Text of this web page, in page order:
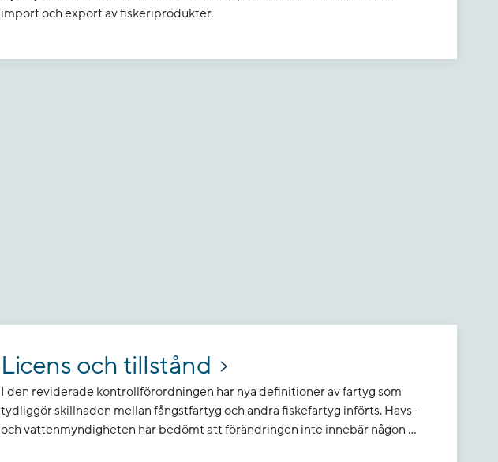
import och export av fiskeriprodukter.
Licens och tillstånd
I den reviderade kontrollförordningen har nya definitioner av fartyg som
tydliggör skillnaden mellan fångstfartyg och andra fiskefartyg införts. Havs-
och vattenmyndigheten har bedömt att förändringen inte innebär någon ...